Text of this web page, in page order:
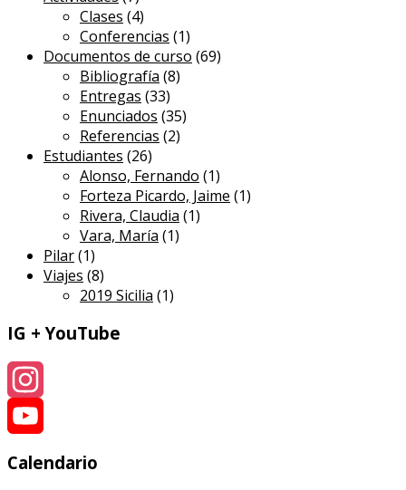
Clases (4)
Conferencias (1)
Documentos de curso (69)
Bibliografía (8)
Entregas (33)
Enunciados (35)
Referencias (2)
Estudiantes (26)
Alonso, Fernando (1)
Forteza Picardo, Jaime (1)
Rivera, Claudia (1)
Vara, María (1)
Pilar(1)
Viajes (8)
2019 Sicilia (1)
IG + YouTube
Instagram
YouTube
Calendario